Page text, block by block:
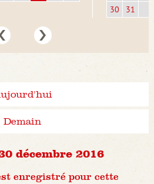
30
31
Demain
décembre 2016
enregistré pour cette